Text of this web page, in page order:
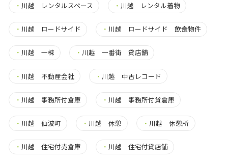
・ 川越 レンタルスペース ・ 川越 レンタル着物
・ 川越 ロードサイド ・ 川越 ロードサイド 飲食物件
・ 川越 一棟 ・ 川越 一番街 貸店舗
・ 川越 不動産会社 ・ 川越 中古レコード
・ 川越 事務所付倉庫 ・ 川越 事務所付貸倉庫
・ 川越 仙波町 ・ 川越 休憩 ・ 川越 休憩所
・ 川越 住宅付売倉庫 ・ 川越 住宅付貸店舗